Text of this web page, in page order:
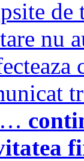
de
nu